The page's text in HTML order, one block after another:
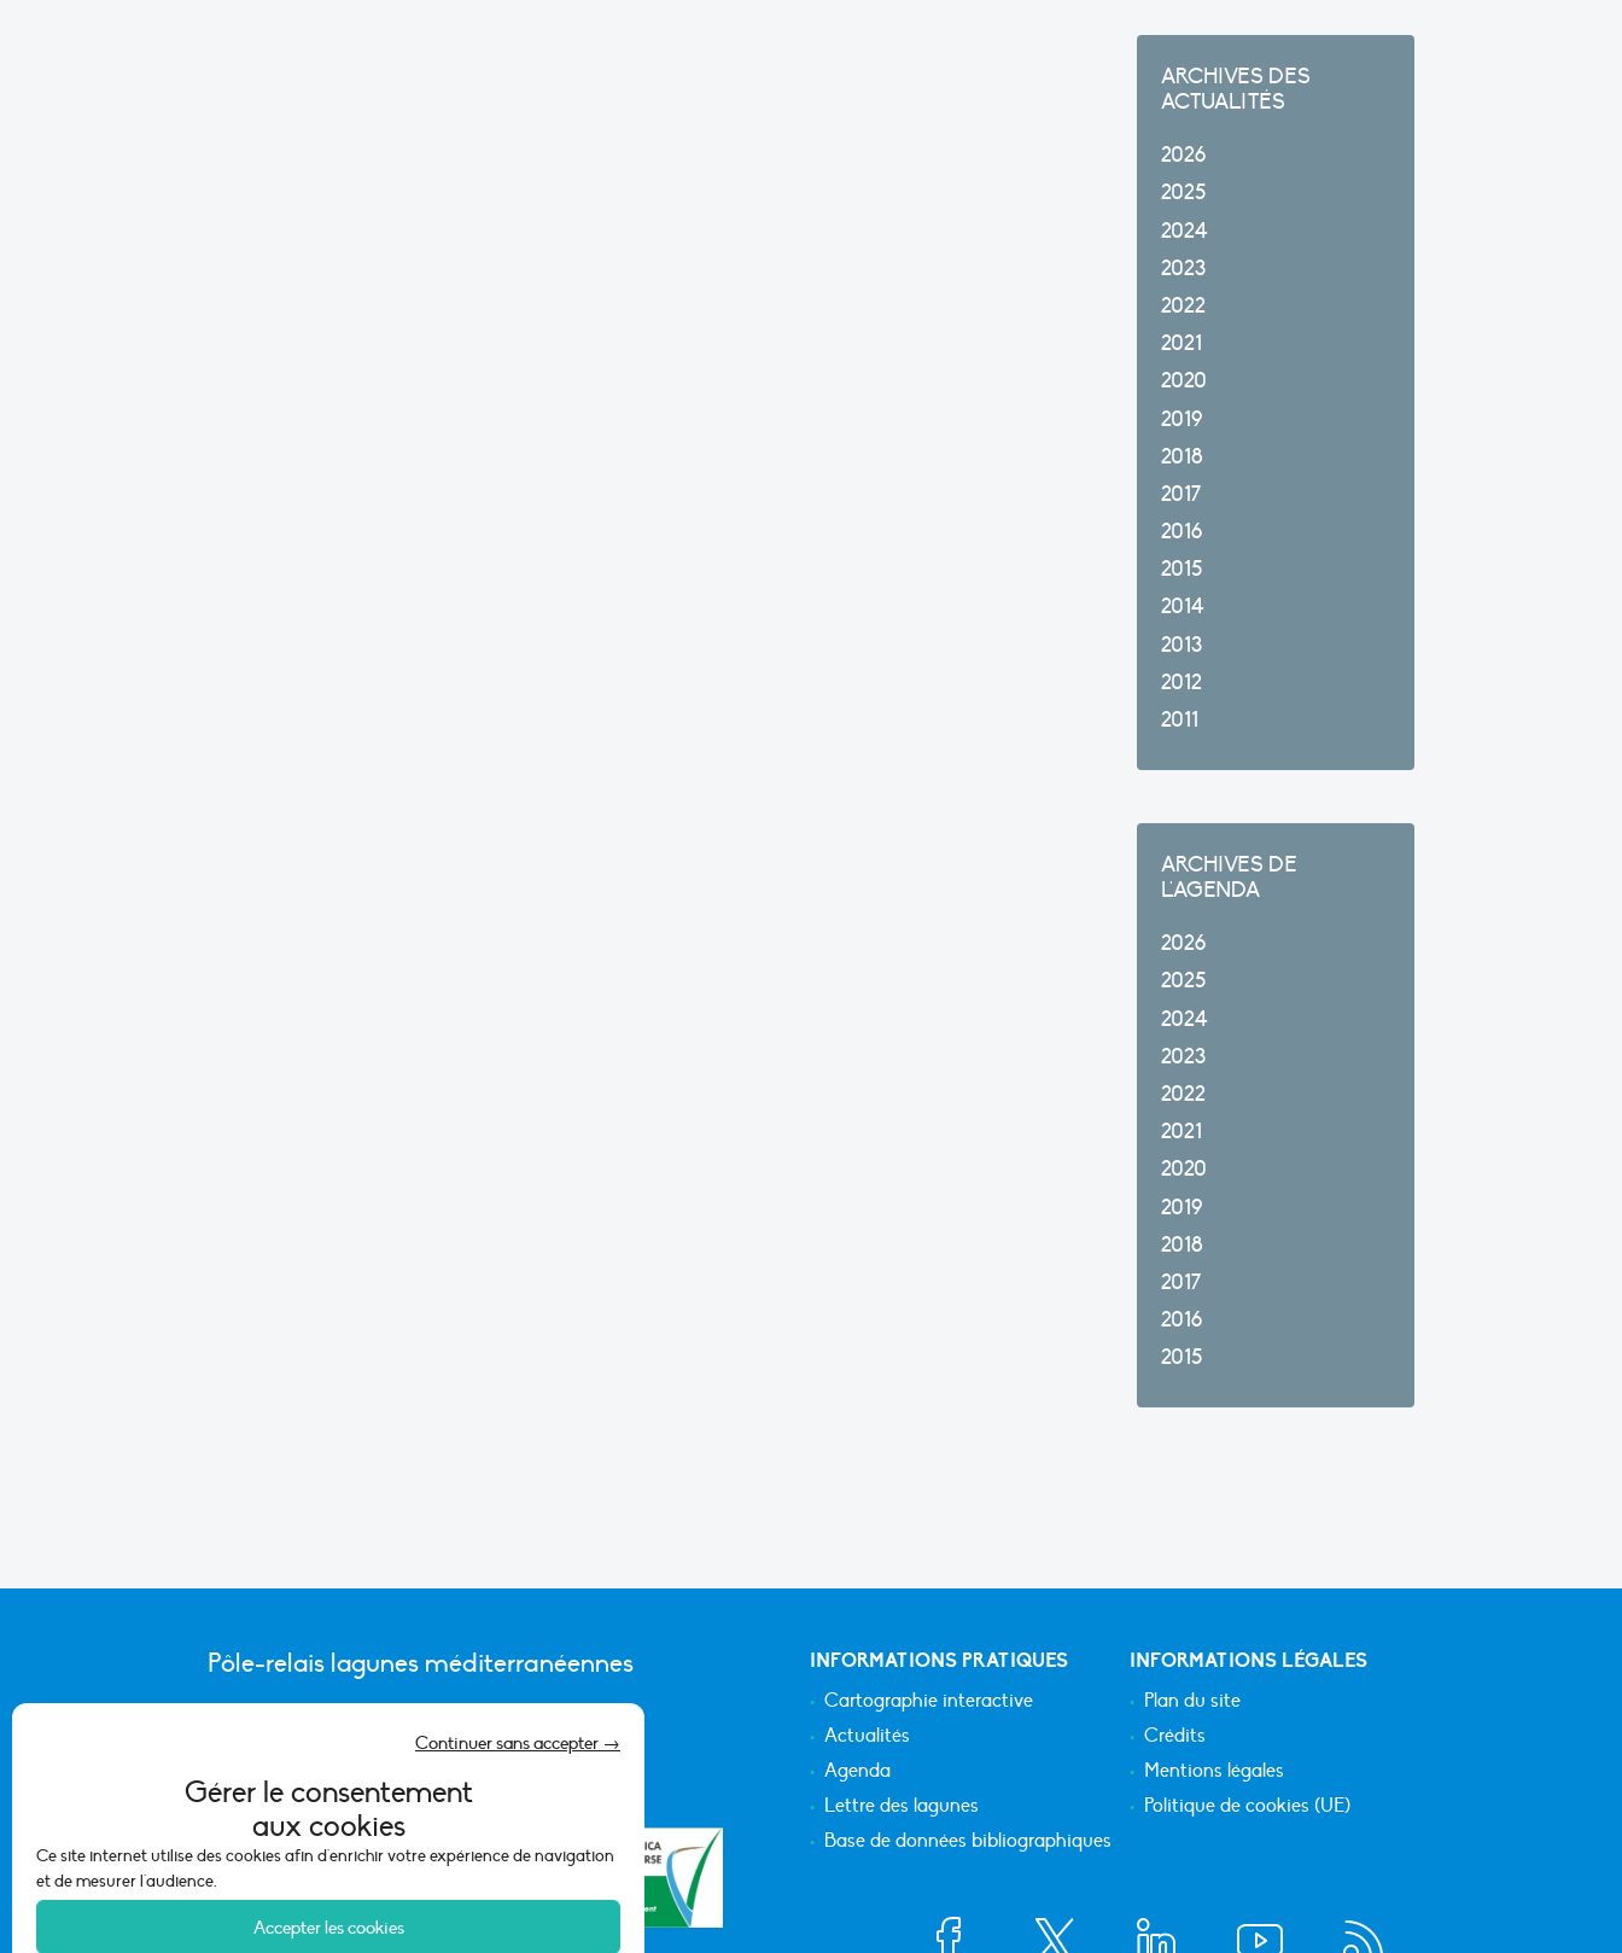
Gérer le consentement
aux cookies
Ce site internet utilise des cookies afin d'enrichir votre expérience de navigation
et de mesurer l'audience.
Accepter les cookies
Continuer sans accepter →
ARCHIVES DES
ACTUALITÉS
2026
2025
2024
2023
2022
2021
2020
2019
2018
2017
2016
2015
2014
2013
2012
2011
ARCHIVES DE
L'AGENDA
2026
2025
2024
2023
2022
2021
2020
2019
2018
2017
2016
2015
Pôle-relais lagunes méditerranéennes
CONTACTER L’ÉQUIPE DU PÔLE
INFORMATIONS PRATIQUES
Cartographie interactive
Actualités
Agenda
Lettre des lagunes
Base de données bibliographiques
INFORMATIONS LÉGALES
Plan du site
Crédits
Mentions légales
Politique de cookies (UE)